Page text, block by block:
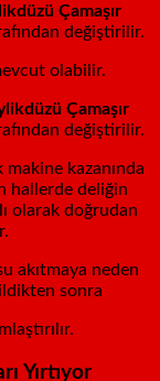
Çamaşır
değiştirilir.
olabilir.
Çamaşır
değiştirilir.
kazanında
hallerde deliğin
olarak doğrudan
akıtmaya neden
sonra
Yırtıyor